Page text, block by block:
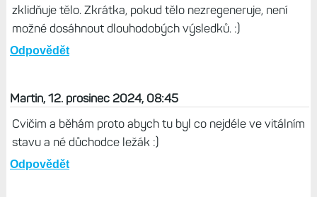
zklidňuje tělo. Zkrátka, pokud tělo nezregeneruje, není
možné dosáhnout dlouhodobých výsledků. :)
Odpovědět
Martin, 12. prosinec 2024, 08:45
Cvičim a běhám proto abych tu byl co nejdéle ve vitálním
stavu a né důchodce ležák :)
Odpovědět